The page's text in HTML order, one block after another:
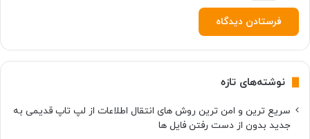
نوشته‌های تازه
سریع ترین و امن ترین روش های انتقال اطلاعات از لپ تاپ قدیمی به
جدید بدون از دست رفتن فایل ها